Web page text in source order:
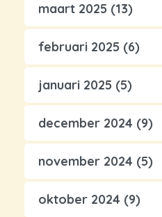
maart 2025 (13)
februari 2025 (6)
januari 2025 (5)
december 2024 (9)
november 2024 (5)
oktober 2024 (9)